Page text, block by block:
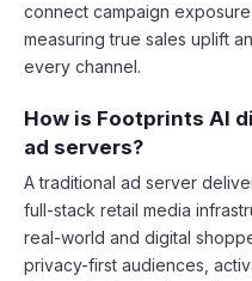
connect campaign
measuring true sales uplift
every channel.
How is Footprints AI
ad servers?
A traditional ad server
full-stack retail media
real-world and digital
privacy-first audiences,